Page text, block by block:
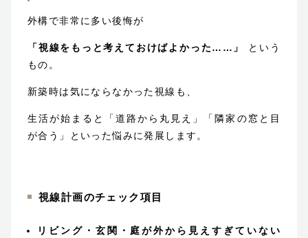
外構で非常に多い後悔が
「視線をもっと考えておけばよかった……」
という
もの。
新築時は気にならなかった視線も、
生活が始まると「道路から丸見え」「隣家の窓と目
が合う」といった悩みに発展します。
視線計画のチェック項目
リビング・玄関・庭が外から見えすぎていない